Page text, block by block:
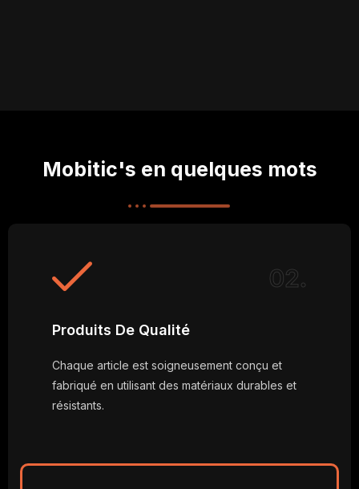
Mobitic's en quelques mots
02.
Produits De Qualité
Chaque article est soigneusement conçu et
fabriqué en utilisant des matériaux durables et
résistants.